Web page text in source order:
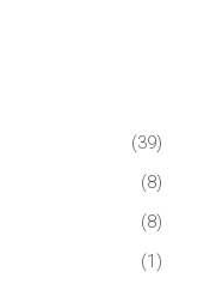
(39)
(8)
(8)
(1)